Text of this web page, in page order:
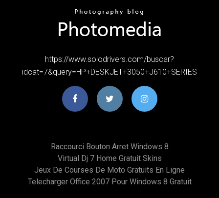
https://www.solodrivers.com/buscar?
idcat=7&query=HP+DESKJET+3050+J610+SERIES
Raccourci Bouton Arret Windows 8
Virtual Dj 7 Home Gratuit Skins
Jeux De Courses De Moto Gratuits En Ligne
Telecharger Office 2007 Pour Windows 8 Gratuit